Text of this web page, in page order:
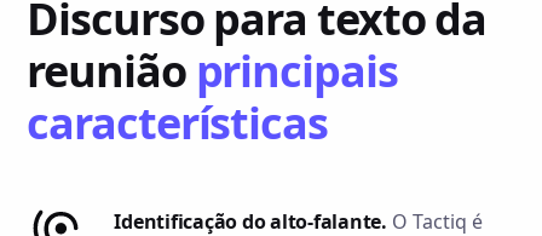
Discurso para texto da
reunião principais
características
Identificação do alto-falante. O Tactiq é